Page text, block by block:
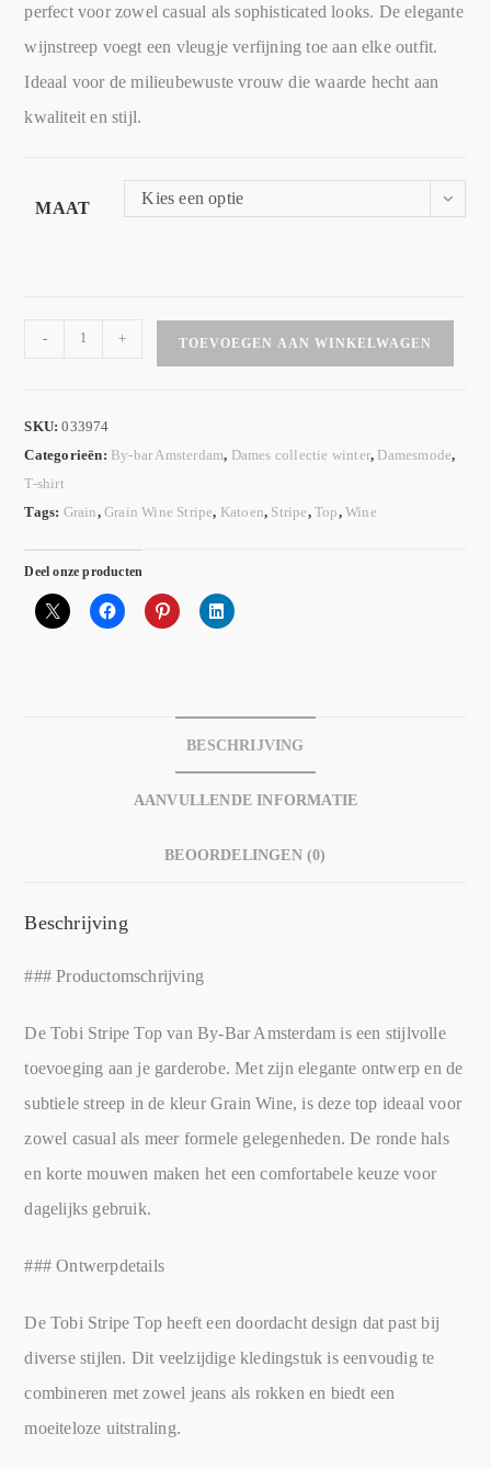
perfect voor zowel casual als sophisticated looks. De elegante
wijnstreep voegt een vleugje verfijning toe aan elke outfit.
Ideaal voor de milieubewuste vrouw die waarde hecht aan
kwaliteit en stijl.
MAAT
Kies een optie
- + TOEVOEGEN AAN WINKELWAGEN
SKU:033974
Categorieën: By-bar Amsterdam, Dames collectie winter, Damesmode,
T-shirt
Tags: Grain,Grain Wine Stripe, Katoen, Stripe,Top,Wine
Deel onze producten
BESCHRIJVING
AANVULLENDE INFORMATIE
BEOORDELINGEN (0)
Beschrijving
### Productomschrijving
De Tobi Stripe Top van By-Bar Amsterdam is een stijlvolle
toevoeging aan je garderobe. Met zijn elegante ontwerp en de
subtiele streep in de kleur Grain Wine, is deze top ideaal voor
zowel casual als meer formele gelegenheden. De ronde hals
en korte mouwen maken het een comfortabele keuze voor
dagelijks gebruik.
### Ontwerpdetails
De Tobi Stripe Top heeft een doordacht design dat past bij
diverse stijlen. Dit veelzijdige kledingstuk is eenvoudig te
combineren met zowel jeans als rokken en biedt een
moeiteloze uitstraling.